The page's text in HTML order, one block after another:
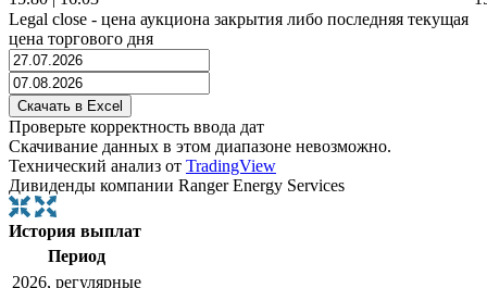
Legal close - цена аукциона закрытия либо последняя текущая
цена торгового дня
Проверьте корректность ввода дат
Скачивание данных в этом диапазоне невозможно.
Технический анализ от TradingView
Дивиденды компании Ranger Energy Services
История выплат
Период
2026, регулярные